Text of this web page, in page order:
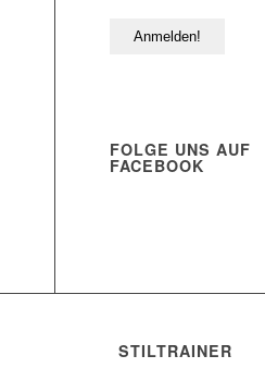
FOLGE UNS AUF
FACEBOOK
STILTRAINER